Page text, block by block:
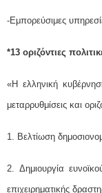
-Εμπορεύσιμες
*13 οριζόντιες
«Η ελληνική
μεταρρυθμίσεις και
1. Βελτίωση
2. Δημιουργία
επιχειρηματικής